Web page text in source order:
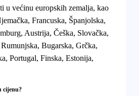
u većinu europskih zemalja, kao
Francuska, Španjolska,
Austrija, Češka, Slovačka,
Bugarska, Grčka,
Portugal, Finska, Estonija,
cijenu?